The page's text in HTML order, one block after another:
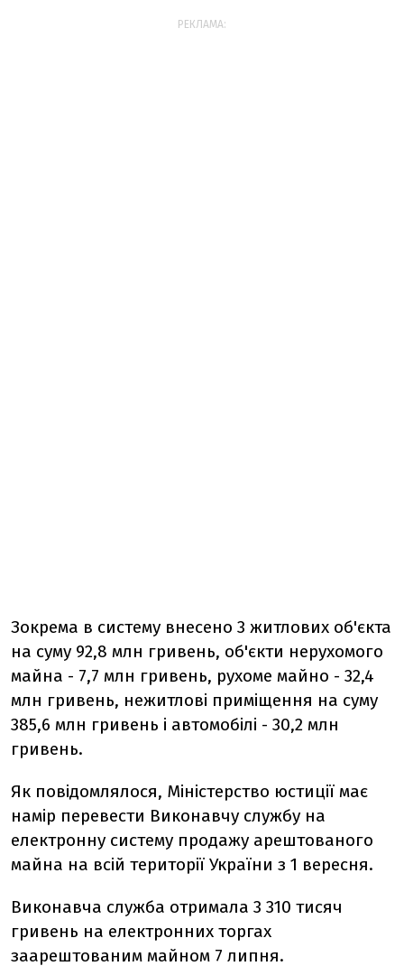
РЕКЛАМА:
Зокрема в систему внесено 3 житлових об'єкта
на суму 92,8 млн гривень, об'єкти нерухомого
майна - 7,7 млн ​​гривень, рухоме майно - 32,4
млн гривень, нежитлові приміщення на суму
385,6 млн гривень і автомобілі - 30,2 млн
гривень.
Як повідомлялося, Міністерство юстиції має
намір перевести Виконавчу службу на
електронну систему продажу арештованого
майна на всій території України з 1 вересня.
Виконавча служба отримала 3 310 тисяч
гривень на електронних торгах
заарештованим майном 7 липня.